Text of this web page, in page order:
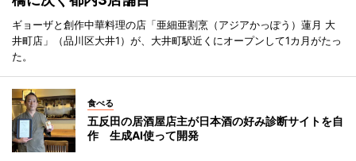
ギョーザと創作中華料理の店「亜細亜割烹（アジアかっぽう）蓮月 大
井町店」（品川区大井1）が、大井町駅近くにオープンして1カ月がたっ
た。
食べる
五反田の居酒屋店主が日本酒の好み診断サイトを自
作 生成AI使って開発